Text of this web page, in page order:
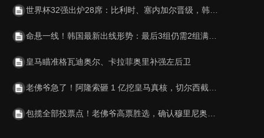
世界杯32强出炉28席：比利时、塞内加尔晋级，韩国、伊朗待定
命悬一线！韩国最新出线形势：最后3组仍需2组满足条件才可出线！
皇马瞄准格瓦迪奥尔、卡拉菲奥里补强左后卫
老佛爷急了！阿隆索砸 1 亿挖皇马真核，切尔西截胡利物浦阿森纳
包揽全部投票点！老佛爷高票胜选，确认穆里尼奥重返伯纳乌执教